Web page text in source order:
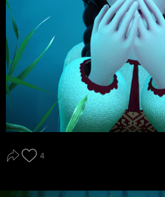
4